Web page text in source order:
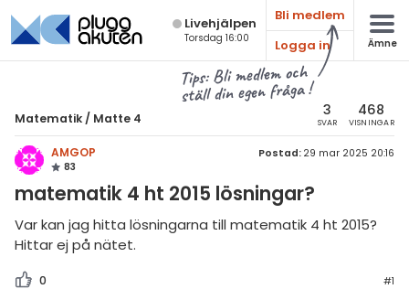
Live­hjälpen
Torsdag 16:00
Bli medlem
Logga in
Ämne
Tips: Bli medlem och
ställ din egen fråga !
Matematik / Matte 4 3
SVAR
468
VISNINGAR
AMGOP
83
Postad: 29 mar 2025 20:16
matematik 4 ht 2015 lösningar?
Var kan jag hitta lösningarna till matematik 4 ht 2015?
Hittar ej på nätet.
0 #1
Alla ämnen
Alla trådar
7
9
1
Matematik
Matte 4
& Bygg